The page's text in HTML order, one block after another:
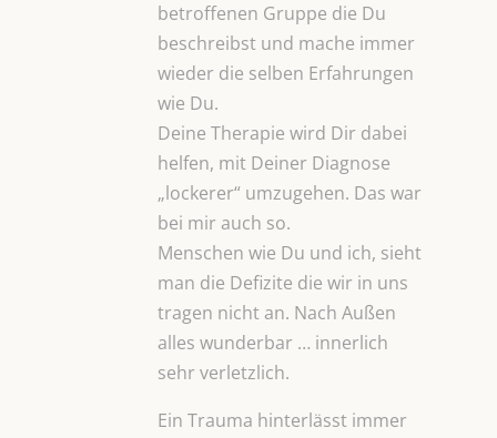
betroffenen Gruppe die Du
beschreibst und mache immer
wieder die selben Erfahrungen
wie Du.
Deine Therapie wird Dir dabei
helfen, mit Deiner Diagnose
„lockerer“ umzugehen. Das war
bei mir auch so.
Menschen wie Du und ich, sieht
man die Defizite die wir in uns
tragen nicht an. Nach Außen
alles wunderbar … innerlich
sehr verletzlich.
Ein Trauma hinterlässt immer